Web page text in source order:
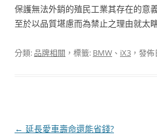
保護無法外銷的殖民工業其存在的意
至於以品質堪慮而為禁止之理由就太
分類: 品牌相關 ，標籤: BMW 、 iX3 ，發
文
← 延長愛車壽命還能省錢?